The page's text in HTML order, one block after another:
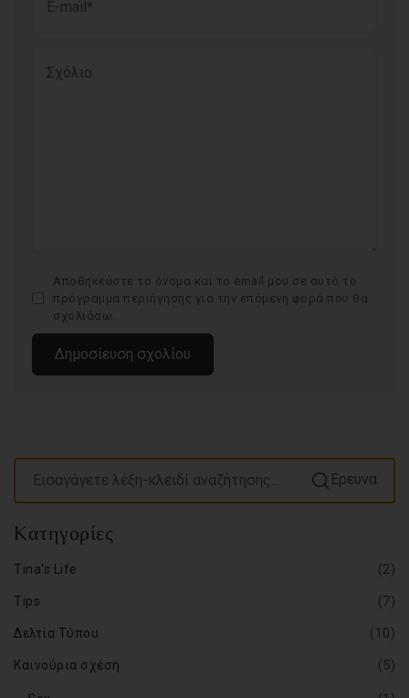
Αποθηκεύστε το όνομα και το email μου σε αυτό το
πρόγραμμα περιήγησης για την επόμενη φορά που θα
σχολιάσω.
Ερευνα
Kατηγορίες
Tina's Life (2)
Tips (7)
Δελτία Τύπου (10)
Καινούρια σχέση (5)